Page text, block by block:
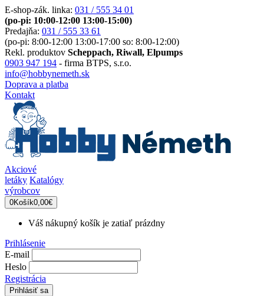
E-shop-zák. linka: 031 / 555 34 01
(po-pi: 10:00-12:00 13:00-15:00)
Predajňa: 031 / 555 33 61
(po-pi: 8:00-12:00 13:00-17:00 so: 8:00-12:00)
Rekl. produktov Scheppach, Riwall, Elpumps
0903 947 194 - firma BTPS, s.r.o.
info@hobbynemeth.sk
Doprava a platba
Kontakt
Akciové
letáky Katalógy
výrobcov
0Košík0,00€
Váš nákupný košík je zatiaľ prázdny
Prihlásenie
E-mail
Heslo
Registrácia